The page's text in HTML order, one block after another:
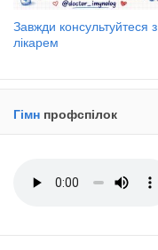
Завжди консультуйтеся з
лікарем
Гімн профспілок